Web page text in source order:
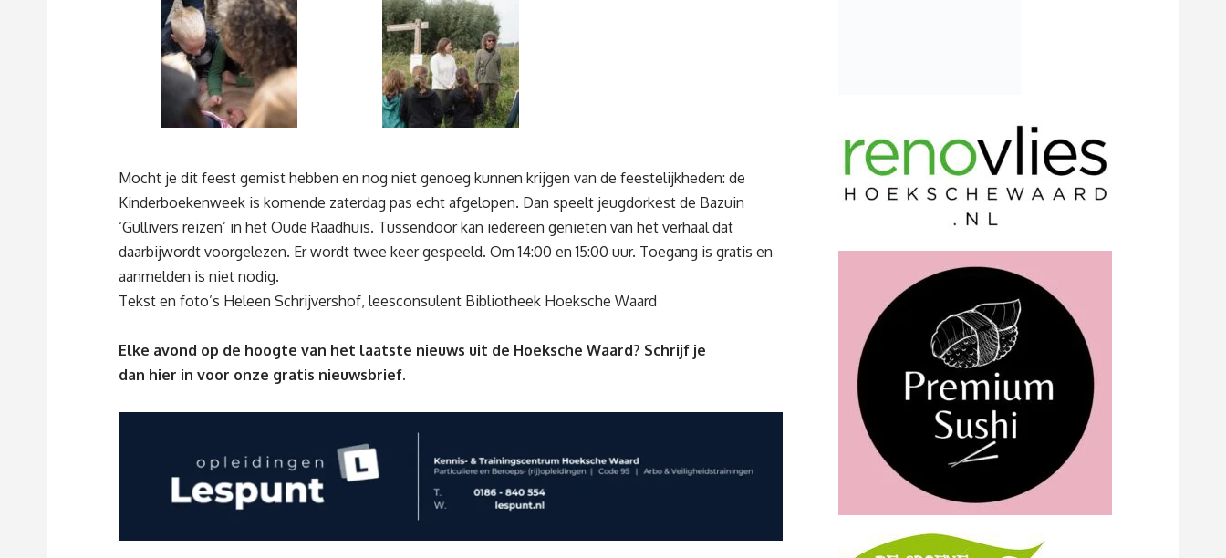
Mocht je dit feest gemist hebben en nog niet genoeg kunnen krijgen van de feestelijkheden: de
Kinderboekenweek is komende zaterdag pas echt afgelopen. Dan speelt jeugdorkest de Bazuin
‘Gullivers reizen’ in het Oude Raadhuis. Tussendoor kan iedereen genieten van het verhaal dat
daarbijwordt voorgelezen. Er wordt twee keer gespeeld. Om 14:00 en 15:00 uur. Toegang is gratis en
aanmelden is niet nodig.
Tekst en foto’s Heleen Schrijvershof, leesconsulent Bibliotheek Hoeksche Waard
Elke avond op de hoogte van het laatste nieuws uit de Hoeksche Waard? Schrijf je
dan hier in voor onze gratis nieuwsbrief.